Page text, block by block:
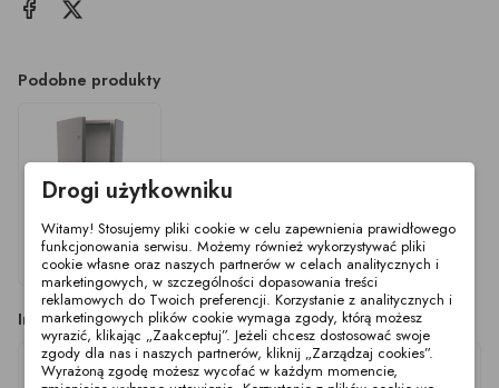
Podobne produkty
Obudowa
400x400x200mm 316
Inne produkty z tej kategorii
Drogi użytkowniku
Witamy! Stosujemy pliki cookie w celu zapewnienia prawidłowego
funkcjonowania serwisu. Możemy również wykorzystywać pliki
cookie własne oraz naszych partnerów w celach analitycznych i
marketingowych, w szczególności dopasowania treści
reklamowych do Twoich preferencji. Korzystanie z analitycznych i
marketingowych plików cookie wymaga zgody, którą możesz
wyrazić, klikając „Zaakceptuj”. Jeżeli chcesz dostosować swoje
zgody dla nas i naszych partnerów, kliknij „Zarządzaj cookies”.
Wyrażoną zgodę możesz wycofać w każdym momencie,